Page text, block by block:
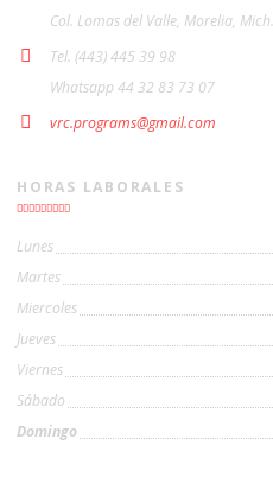
Col. Lomas del Valle, Morelia, Mich.
Tel. (443) 445 39 98
Whatsapp 44 32 83 73 07
vrc.programs@gmail.com
HORAS LABORALES
Lunes
Martes
Miercoles
Jueves
Viernes
Sábado
Domingo